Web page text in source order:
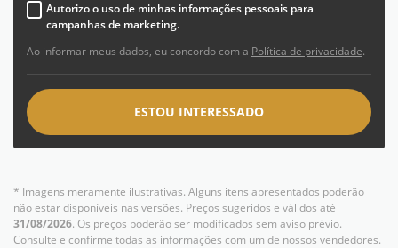
* Imagens meramente ilustrativas. Alguns itens apresentados poderão
não estar disponíveis nas versões. Preços sugeridos e válidos até
31/08/2026. Os preços poderão ser modificados sem aviso prévio.
Consulte e confirme todas as informações com um de nossos vendedores.
Autorizo o uso de minhas informações pessoais para
campanhas de marketing.
Ao informar meus dados, eu concordo com a Política de privacidade.
ESTOU INTERESSADO